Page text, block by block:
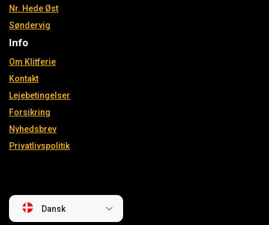
Nr. Hede Øst
Søndervig
Info
Om Klitferie
Kontakt
Lejebetingelser
Forsikring
Nyhedsbrev
Privatlivspolitik
Dansk